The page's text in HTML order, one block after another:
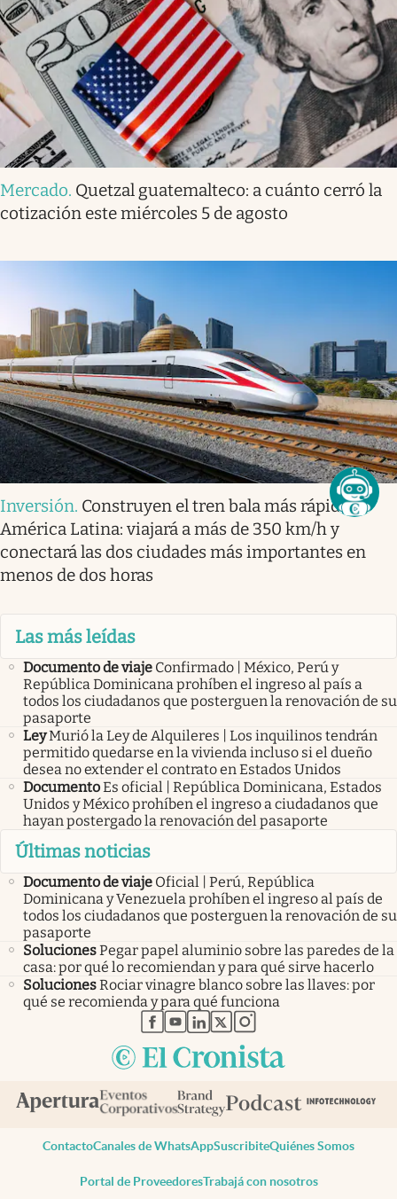
Mercado. Quetzal guatemalteco: a cuánto cerró la
cotización este miércoles 5 de agosto
Inversión. Construyen el tren bala más rápido
América Latina: viajará a más de 350 km/h y
conectará las dos ciudades más importantes en
menos de dos horas
Las más leídas
Documento de viaje Confirmado | México, Perú y
República Dominicana prohíben el ingreso al país a
todos los ciudadanos que posterguen la renovación de su
pasaporte
LeyMurió la Ley de Alquileres | Los inquilinos tendrán
permitido quedarse en la vivienda incluso si el dueño
desea no extender el contrato en Estados Unidos
DocumentoEs oficial | República Dominicana, Estados
Unidos y México prohíben el ingreso a ciudadanos que
hayan postergado la renovación del pasaporte
Últimas noticias
Documento de viaje Oficial | Perú, República
Dominicana y Venezuela prohíben el ingreso al país de
todos los ciudadanos que posterguen la renovación de su
pasaporte
SolucionesPegar papel aluminio sobre las paredes de la
casa: por qué lo recomiendan y para qué sirve hacerlo
SolucionesRociar vinagre blanco sobre las llaves: por
qué se recomienda y para qué funciona
abre en nueva pestaña
abre en nueva pestaña
abre en nueva pestaña
abre en nueva pestaña
abre en nueva pestaña
ContactoCanales de WhatsAppSuscribiteQuiénes Somos
Portal de ProveedoresTrabajá con nosotros